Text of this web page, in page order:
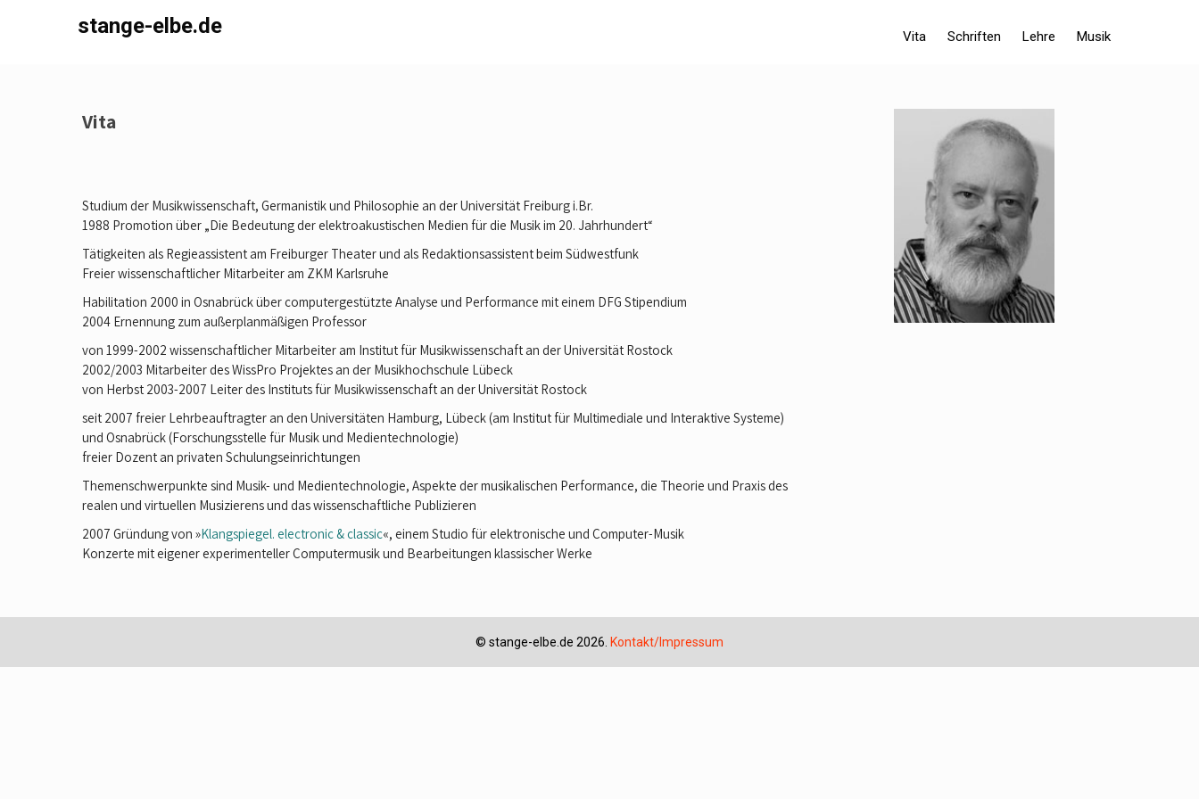
stange-elbe.de Vita Schriften Lehre Musik
Vita
Studium der Musikwissenschaft, Germanistik und Philosophie an der Universität Freiburg i.Br.
1988 Promotion über „Die Bedeutung der elektroakustischen Medien für die Musik im 20. Jahrhundert“
Tätigkeiten als Regieassistent am Freiburger Theater und als Redaktionsassistent beim Südwestfunk
Freier wissenschaftlicher Mitarbeiter am ZKM Karlsruhe
Habilitation 2000 in Osnabrück über computergestützte Analyse und Performance mit einem DFG Stipendium
2004 Ernennung zum außerplanmäßigen Professor
von 1999-2002 wissenschaftlicher Mitarbeiter am Institut für Musikwissenschaft an der Universität Rostock
2002/2003 Mitarbeiter des WissPro Projektes an der Musikhochschule Lübeck
von Herbst 2003-2007 Leiter des Instituts für Musikwissenschaft an der Universität Rostock
seit 2007 freier Lehrbeauftragter an den Universitäten Hamburg, Lübeck (am Institut für Multimediale und Interaktive Systeme)
und Osnabrück (Forschungsstelle für Musik und Medientechnologie)
freier Dozent an privaten Schulungseinrichtungen
Themenschwerpunkte sind Musik- und Medientechnologie, Aspekte der musikalischen Performance, die Theorie und Praxis des
realen und virtuellen Musizierens und das wissenschaftliche Publizieren
2007 Gründung von »Klangspiegel. electronic & classic«, einem Studio für elektronische und Computer-Musik
Konzerte mit eigener experimenteller Computermusik und Bearbeitungen klassischer Werke
© stange-elbe.de 2026. Kontakt/Impressum